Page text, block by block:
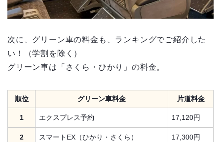
次に、グリーン車の料金も、ランキングでご紹介した
い！（学割を除く）
グリーン車は「さくら・ひかり」の料金。
順位 グリーン車料金 片道料金
1 エクスプレス予約 17,120円
2 スマートEX（ひかり・さくら） 17,300円